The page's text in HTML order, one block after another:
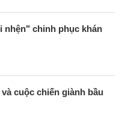
nhện" chinh phục khán
cuộc chiến giành bầu